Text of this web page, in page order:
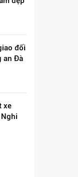
LÊN VIỆT NAM
đối
an Đà
xe